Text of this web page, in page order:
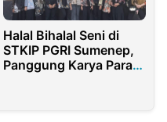
Halal Bihalal Seni di
STKIP PGRI Sumenep,
Panggung Karya Para